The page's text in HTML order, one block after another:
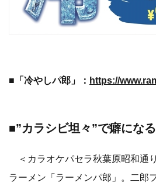
■「冷やしパ郎」： https://
■”カラシビ坦々”で癖にな
＜カラオケパセラ秋葉原昭和通
ラーメン「ラーメンパ郎」。二郎